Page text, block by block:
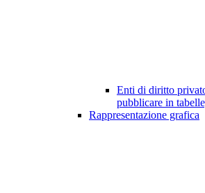
Enti di diritto
pubblicare in
Rappresentazione grafica